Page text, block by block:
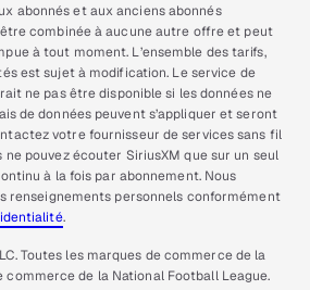
abonnés et aux anciens abonnés
combinée à aucune autre offre et peut
à tout moment. L’ensemble des tarifs,
est sujet à modification. Le service de
ne pas être disponible si les données ne
de données peuvent s’appliquer et seront
votre fournisseur de services sans fil
ne pouvez écouter SiriusXM que sur un seul
à la fois par abonnement. Nous
renseignements personnels conformément
.
Toutes les marques de commerce de la
commerce de la National Football League.